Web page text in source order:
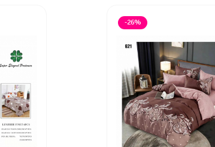
-26%